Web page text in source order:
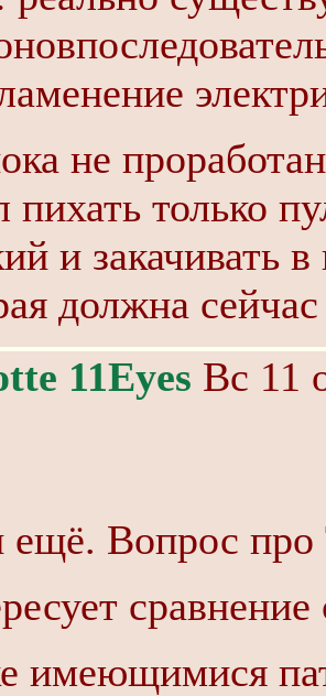
не
пихать только
и закачивать
должна
11Eyes Вс 11
ещё. Вопрос про
сравнение
имеющимися